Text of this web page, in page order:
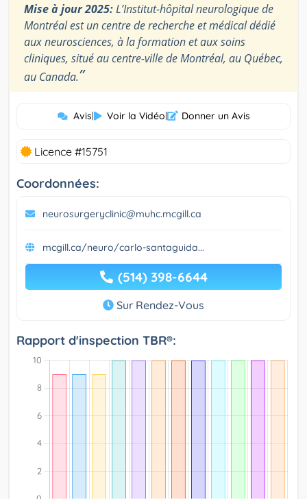
Mise à jour 2025:L’Institut-hôpital neurologique de
Montréal est un centre de recherche et médical dédié
aux neurosciences, à la formation et aux soins
cliniques, situé au centre-ville de Montréal, au Québec,
au Canada.”
Avis| Voir la Vidéo| Donner un Avis
Licence #15751
Coordonnées:
neurosurgeryclinic@muhc.mcgill.ca
mcgill.ca/neuro/carlo-santaguida...
(514) 398-6644
Sur Rendez-Vous
Rapport d'inspection TBR®: